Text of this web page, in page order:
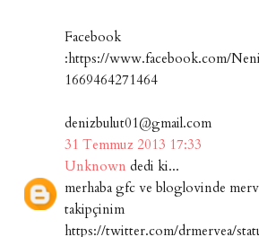
Facebook
:https://www.facebook.com/
1669464271464
denizbulut01@gmail.com
31 Temmuz 2013 17:33
Unknown dedi ki...
merhaba gfc ve bloglovinde
takipçinim
https://twitter.com/drmervea/